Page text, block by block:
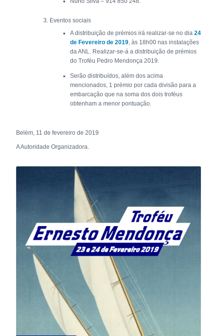
Eventos sociais
A distribuição de prémios irá realizar-se no dia 24
de Fevereiro de 2019, às 18h00 nas instalações
da ANL. Realizar-se-á a distribuição de prémios
do Troféu Pedro Mendonça 2019.
Serão distribuídos, além dos acima
mencionados, 1 prémio por cada divisão para a
embarcação que na soma dos dois troféus
obtenham a menor pontuação.
Belém, 11 de fevereiro de 2019
A Autoridade Organizadora.